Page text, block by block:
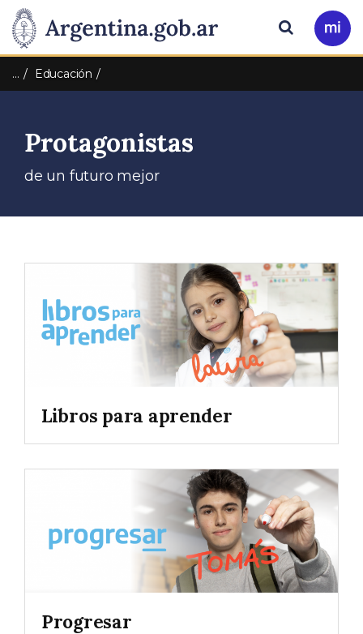
Presidencia
de
Nación
Pasar al contenido principal
Ir
a
Buscar
… Educación
Protagonistas
de un futuro mejor
Libros para aprender
Progresar